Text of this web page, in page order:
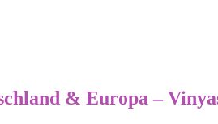
& Europa –